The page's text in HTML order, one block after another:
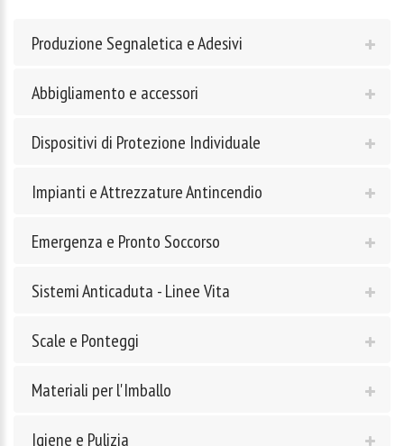
Produzione Segnaletica e Adesivi
Abbigliamento e accessori
Dispositivi di Protezione Individuale
Impianti e Attrezzature Antincendio
Emergenza e Pronto Soccorso
Sistemi Anticaduta - Linee Vita
Scale e Ponteggi
Materiali per l'Imballo
Igiene e Pulizia